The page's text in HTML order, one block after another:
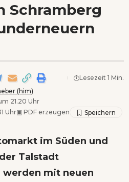
Schramberg
(him)
21.20 Uhr
Uhr▣ PDF erzeugen
Lesezeit 1 Min.
im Süden und
Talstadt
werden mit neuen